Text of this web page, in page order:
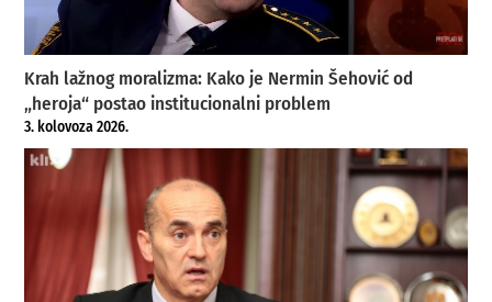
Krah lažnog moralizma: Kako je Nermin Šehović od
„heroja“ postao institucionalni problem
3. kolovoza 2026.